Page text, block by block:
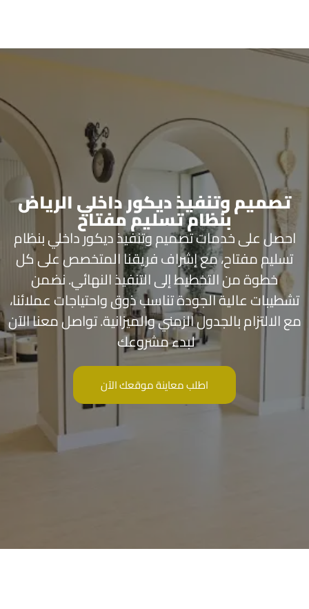
تصميم وتنفيذ ديكور داخلي الرياض
بنظام تسليم مفتاح
احصل على خدمات تصميم وتنفيذ ديكور داخلي بنظام
تسليم مفتاح، مع إشراف فريقنا المتخصص على كل
خطوة من التخطيط إلى التنفيذ النهائي. نضمن
تشطيبات عالية الجودة تناسب ذوق واحتياجات عملائنا،
مع الالتزام بالجدول الزمني والميزانية. تواصل معنا الآن
لبدء مشروعك
اطلب معاينة موقعك الآن